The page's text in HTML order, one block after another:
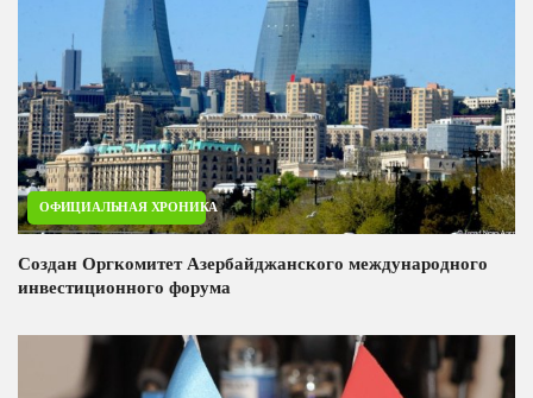
ОФИЦИАЛЬНАЯ ХРОНИКА
Создан Оргкомитет Азербайджанского международного
инвестиционного форума